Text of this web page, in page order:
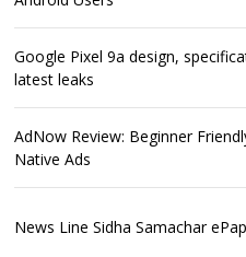
Google Pixel 9a design,
latest leaks
AdNow Review: Beginner
Native Ads
News Line Sidha Samachar